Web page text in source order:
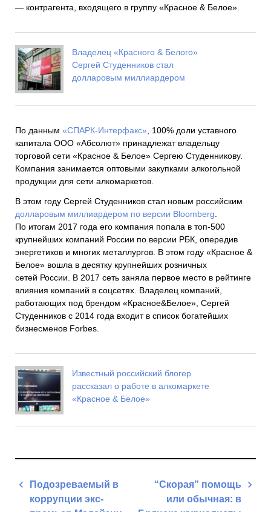
— контрагента, входящего в группу «Красное & Белое».
Владелец «Красного & Белого»
Сергей Студенников стал
долларовым миллиардером
По данным «СПАРК-Интерфакс» , 100% доли уставного
капитала ООО «Абсолют» принадлежат владельцу
торговой сети «Красное & Белое» Сергею Студенникову.
Компания занимается оптовыми закупками алкогольной
продукции для сети алкомаркетов.
В этом году Сергей Студенников стал новым российским
долларовым миллиардером по версии Bloomberg
По итогам 2017 года его компания попала в топ-500
крупнейших компаний России по версии РБК, опередив
энергетиков и многих металлургов. В этом году «Красное &
Белое» вошла в десятку крупнейших розничных
сетей России. В 2017 сеть заняла первое место в рейтинге
влияния компаний в соцсетях. Владелец компаний,
работающих под брендом «Красное&Белое», Сергей
Студенников с 2014 года входит в список богатейших
бизнесменов Forbes.
Известный российский блогер
рассказал о работе в алкомаркете
«Красное & Белое»
Навигация
записям
Подозреваемый в
коррупции экс-
“Скорая” помощь
или обычная: в